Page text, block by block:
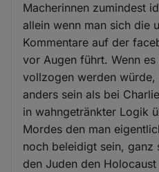
Macherinnen zumindest
allein wenn man sich die
Kommentare auf der
vor Augen führt. Wenn
vollzogen werden
anders sein als bei
in wahngetränkter Logik
Mordes den man
noch beleidigt sein, ganz
den Juden den